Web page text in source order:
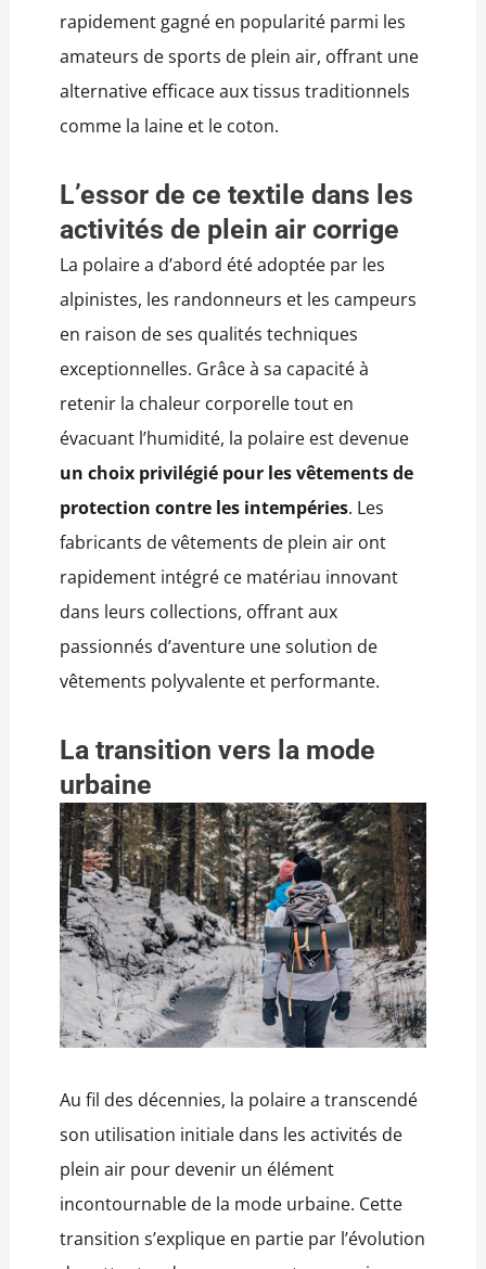
rapidement gagné en popularité parmi les
amateurs de sports de plein air, offrant une
alternative efficace aux tissus traditionnels
comme la laine et le coton.
L’essor de ce textile dans les
activités de plein air corrige
La polaire a d’abord été adoptée par les
alpinistes, les randonneurs et les campeurs
en raison de ses qualités techniques
exceptionnelles. Grâce à sa capacité à
retenir la chaleur corporelle tout en
évacuant l’humidité, la polaire est devenue
un choix privilégié pour les vêtements de
protection contre les intempéries. Les
fabricants de vêtements de plein air ont
rapidement intégré ce matériau innovant
dans leurs collections, offrant aux
passionnés d’aventure une solution de
vêtements polyvalente et performante.
La transition vers la mode
urbaine
Au fil des décennies, la polaire a transcendé
son utilisation initiale dans les activités de
plein air pour devenir un élément
incontournable de la mode urbaine. Cette
transition s’explique en partie par l’évolution